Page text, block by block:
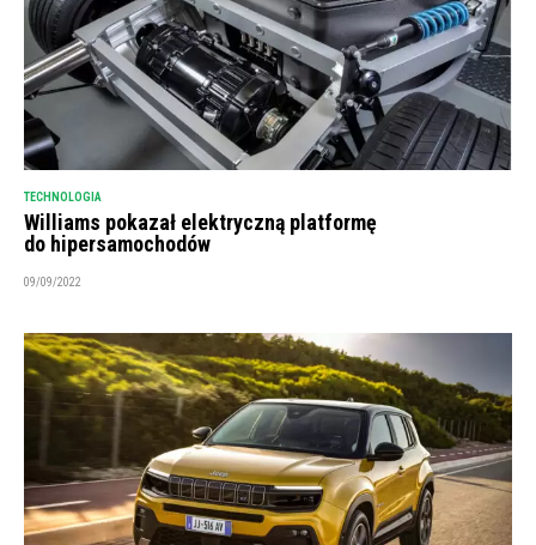
TECHNOLOGIA
Williams pokazał elektryczną platformę
do hipersamochodów
09/09/2022